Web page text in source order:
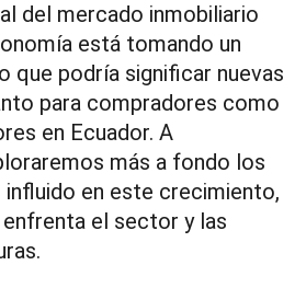
del mercado inmobiliario
está tomando un
que podría significar nuevas
para compradores como
en Ecuador. A
más a fondo los
en este crecimiento,
el sector y las